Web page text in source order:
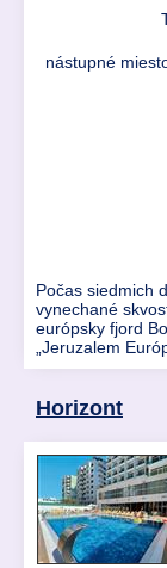
nástupné
Počas siedmich
vynechané
európsky fjord
„Jeruzalem
Horizont